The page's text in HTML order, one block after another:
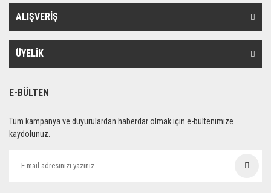
ALIŞVERİŞ
ÜYELİK
E-BÜLTEN
Tüm kampanya ve duyurulardan haberdar olmak için e-bültenimize
kaydolunuz.